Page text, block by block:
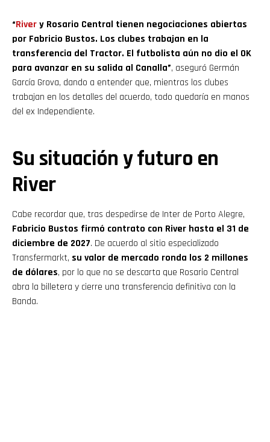
“Rivery Rosario Central tienen negociaciones abiertas
por Fabricio Bustos. Los clubes trabajan en la
transferencia del Tractor. El futbolista aún no dio el OK
para avanzar en su salida al Canalla”, aseguró Germán
García Grova, dando a entender que, mientras los clubes
trabajan en los detalles del acuerdo, todo quedaría en manos
del ex Independiente.
Su situación y futuro en
River
Cabe recordar que, tras despedirse de Inter de Porto Alegre,
Fabricio Bustos firmó contrato con River hasta el 31 de
diciembre de 2027. De acuerdo al sitio especializado
Transfermarkt, su valor de mercado ronda los 2 millones
de dólares, por lo que no se descarta que Rosario Central
abra la billetera y cierre una transferencia definitiva con la
Banda.